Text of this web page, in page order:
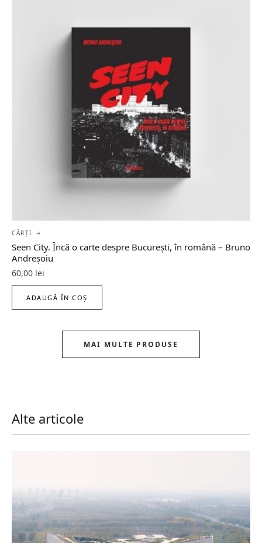
CĂRȚI →
Seen City. Încă o carte despre București, în română – Bruno
Andreșoiu
60,00 lei
ADAUGĂ ÎN COȘ
MAI MULTE PRODUSE
Alte articole